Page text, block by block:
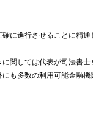
に進行させることに精通
関しては代表が司法書士
も多数の利用可能金融機